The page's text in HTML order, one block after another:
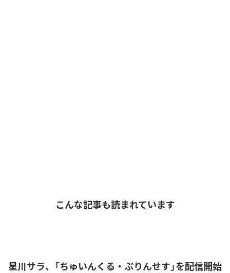
こんな記事も読まれています
星川サラ、「ちゅいんくる・ぷりんせす」を配信開始